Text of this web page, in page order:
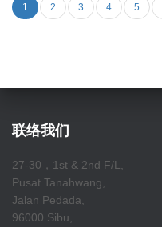
1 2 3 4 5
联络我们
27-30，1st & 2nd F/L,
Pusat Tanahwang,
Jalan Pedada,
96000 Sibu,